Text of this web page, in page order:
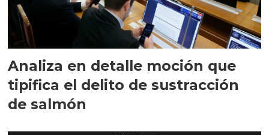
Analiza en detalle moción que
tipifica el delito de sustracción
de salmón